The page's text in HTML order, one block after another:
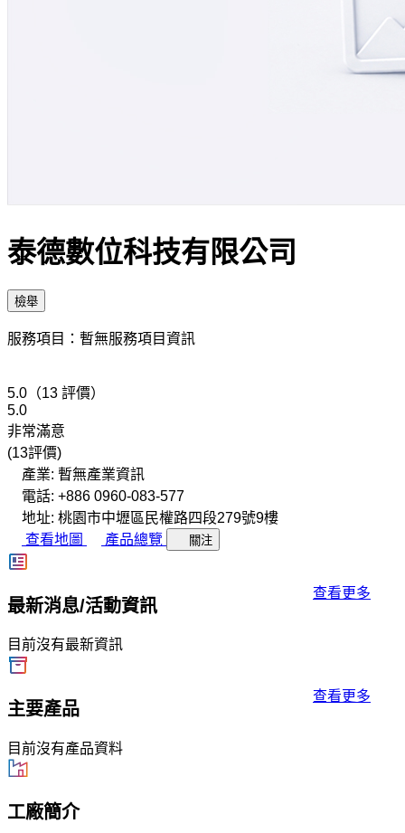
泰德數位科技有限公司
檢舉
服務項目：暫無服務項目資訊
5.0（13 評價）
5.0
非常滿意
(13評價)
產業: 暫無產業資訊
電話: +886 0960-083-577
地址: 桃園市中壢區民權路四段279號9樓
查看地圖
產品總覽 關注
最新消息/活動資訊
查看更多
目前沒有最新資訊
主要產品
查看更多
目前沒有產品資料
工廠簡介